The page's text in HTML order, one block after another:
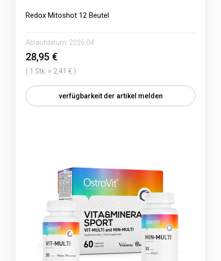
Redox Mitoshot 12 Beutel
Ablaufdatum: 2026.04
28,95 €
( 1 Stk. = 2,41 € )
verfügbarkeit der artikel melden